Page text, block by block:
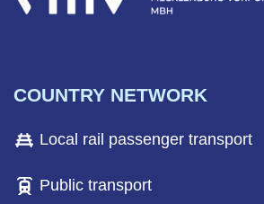
COUNTRY NETWORK
Local rail passenger transport
Public transport